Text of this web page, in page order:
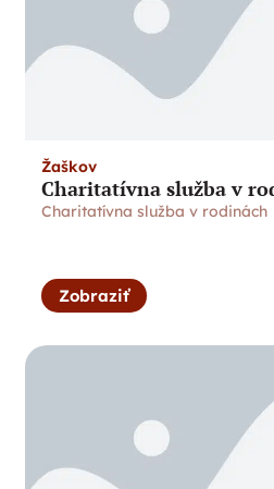
Žaškov
Charitatívna služba v
Charitatívna služba v rodinách
Zobraziť